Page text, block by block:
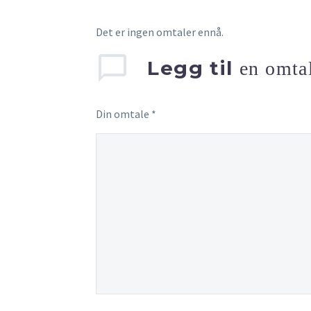
Det er ingen omtaler ennå.
Legg til en
Din omtale *